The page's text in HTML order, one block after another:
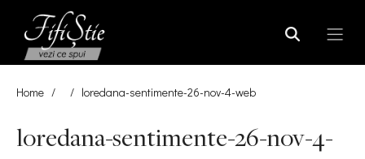
Home / / loredana-sentimente-26-nov-4-web
loredana-sentimente-26-nov-4-